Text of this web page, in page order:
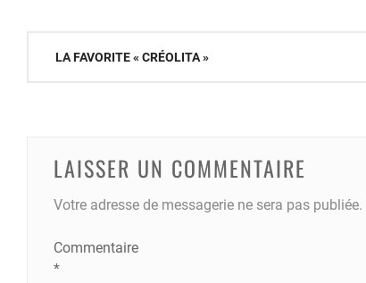
Navigation
LA FAVORITE « CRÉOLITA »
LAISSER UN COMMENTAIRE
Votre adresse de messagerie ne sera pas publiée.
Commentaire
*